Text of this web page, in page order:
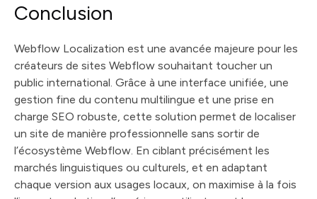
Conclusion
Webflow Localization est une avancée majeure pour les
créateurs de sites Webflow souhaitant toucher un
public international. Grâce à une interface unifiée, une
gestion fine du contenu multilingue et une prise en
charge SEO robuste, cette solution permet de localiser
un site de manière professionnelle sans sortir de
l’écosystème Webflow. En ciblant précisément les
marchés linguistiques ou culturels, et en adaptant
chaque version aux usages locaux, on maximise à la fois